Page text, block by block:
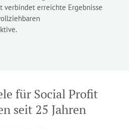
verbindet erreichte Ergebnisse
für Social Profit
seit 25 Jahren